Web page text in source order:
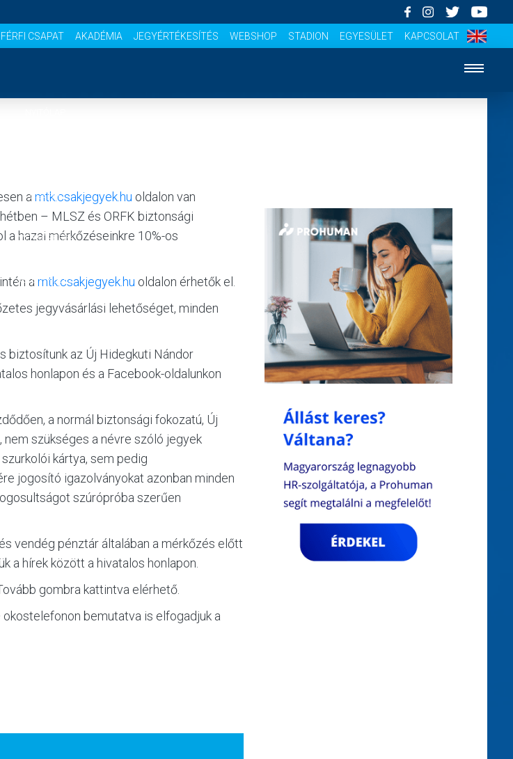
FÉRFI CSAPAT AKADÉMIA JEGYÉRTÉKESÍTÉS WEBSHOP STADION EGYESÜLET KAPCSOLAT
CSAPAT
MÉRKŐZÉSEK
JELENTKEZÉS
SAJTÓ
a mtk.csakjegyek.hu oldalon van
– MLSZ és ORFK biztonsági
a hazai mérkőzéseinkre 10%-os
a mtk.csakjegyek.hu oldalon érhetők el.
jegyvásárlási lehetőséget, minden
biztosítunk az Új Hidegkuti Nándor
honlapon és a Facebook-oldalunkon
a normál biztonsági fokozatú, Új
szükséges a névre szóló jegyek
kártya, sem pedig
jogosító igazolványokat azonban minden
szúrópróba szerűen
vendég pénztár általában a mérkőzés előtt
a hírek között a hivatalos honlapon.
gombra kattintva elérhető.
bemutatva is elfogadjuk a